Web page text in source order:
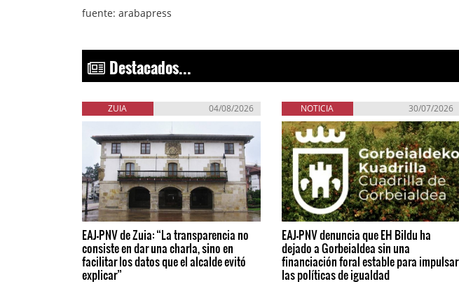
fuente: arabapress
Destacados...
ZUIA 04/08/2026
EAJ-PNV de Zuia: “La transparencia no
consiste en dar una charla, sino en
facilitar los datos que el alcalde evitó
explicar”
NOTICIA 30/07/2026
EAJ-PNV denuncia que EH Bildu ha
dejado a Gorbeialdea sin una
financiación foral estable para impulsar
las políticas de igualdad